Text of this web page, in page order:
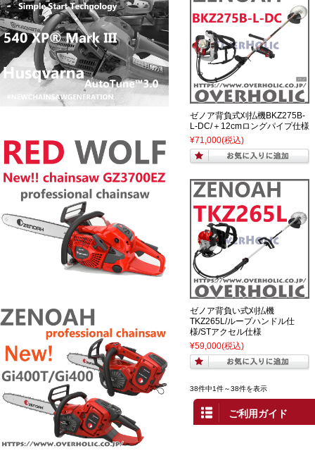
ゼノア背負式刈払機BKZ275B-
L-DC/＋12cmロングパイプ仕様
¥71,000(税込)
ゼノア背負い式刈払機
TKZ265L/ループハンドル仕
様/STアクセル仕様
¥59,000(税込)
38件中1件～38件を表示
ご利用ガイド